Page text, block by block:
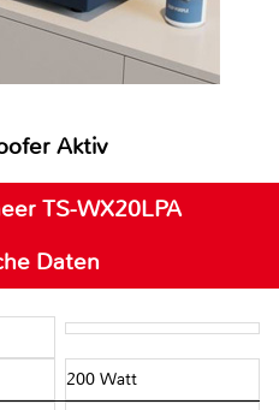
Aktiv
TS-WX20LPA
Daten
200 Watt